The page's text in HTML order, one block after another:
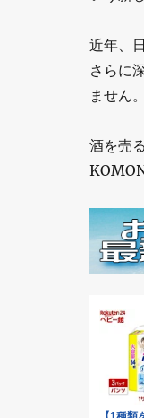
近年、
さらに
ません。
酒を売